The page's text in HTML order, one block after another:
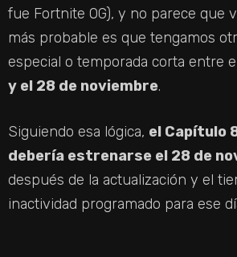
fue Fortnite OG), y no parece que
más probable es que tengamos
especial o temporada corta entre
y el 28 de noviembre.
Siguiendo esa lógica, el Capítulo
debería estrenarse el 28 de
después de la actualización y el
inactividad programado para ese